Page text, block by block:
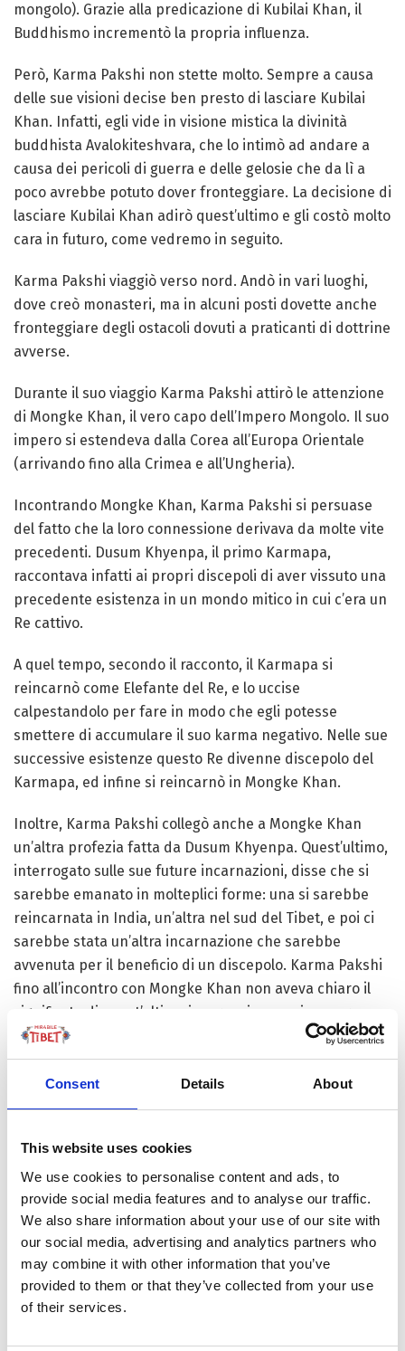
Consent Details About
This website uses cookies
We use cookies to personalise content and ads, to
provide social media features and to analyse our traffic.
We also share information about your use of our site with
our social media, advertising and analytics partners who
may combine it with other information that you’ve
provided to them or that they’ve collected from your use
of their services.
mongolo). Grazie alla predicazione di Kubilai Khan, il
Buddhismo incrementò la propria influenza.
Però, Karma Pakshi non stette molto. Sempre a causa
delle sue visioni decise ben presto di lasciare Kubilai
Khan. Infatti, egli vide in visione mistica la divinità
buddhista Avalokiteshvara, che lo intimò ad andare a
causa dei pericoli di guerra e delle gelosie che da lì a
poco avrebbe potuto dover fronteggiare. La decisione di
lasciare Kubilai Khan adirò quest’ultimo e gli costò molto
cara in futuro, come vedremo in seguito.
Karma Pakshi viaggiò verso nord. Andò in vari luoghi,
dove creò monasteri, ma in alcuni posti dovette anche
fronteggiare degli ostacoli dovuti a praticanti di dottrine
avverse.
Durante il suo viaggio Karma Pakshi attirò le attenzione
di Mongke Khan, il vero capo dell’Impero Mongolo. Il suo
impero si estendeva dalla Corea all’Europa Orientale
(arrivando fino alla Crimea e all’Ungheria).
Incontrando Mongke Khan, Karma Pakshi si persuase
del fatto che la loro connessione derivava da molte vite
precedenti. Dusum Khyenpa, il primo Karmapa,
raccontava infatti ai propri discepoli di aver vissuto una
precedente esistenza in un mondo mitico in cui c’era un
Re cattivo.
A quel tempo, secondo il racconto, il Karmapa si
reincarnò come Elefante del Re, e lo uccise
calpestandolo per fare in modo che egli potesse
smettere di accumulare il suo karma negativo. Nelle sue
successive esistenze questo Re divenne discepolo del
Karmapa, ed infine si reincarnò in Mongke Khan.
Inoltre, Karma Pakshi collegò anche a Mongke Khan
un’altra profezia fatta da Dusum Khyenpa. Quest’ultimo,
interrogato sulle sue future incarnazioni, disse che si
sarebbe emanato in molteplici forme: una si sarebbe
reincarnata in India, un’altra nel sud del Tibet, e poi ci
sarebbe stata un’altra incarnazione che sarebbe
avvenuta per il beneficio di un discepolo. Karma Pakshi
fino all’incontro con Mongke Khan non aveva chiaro il
significato di quest’ultima incarnazione, poi comprese
che in realtà era la propria e che quel discepolo a cui si
riferiva era proprio il Khan mongolo. Infatti, trattandosi
di un imperatore, beneficiando una persona in realtà ne
avrebbe beneficiate molte altre. Questa profezia
missione di conversione al Buddhismo dell’imperatore
mongolo.
Cosa accadde poi?
Come Kubilai Khan, anche Mongke Khan si circondava di
un ambiente molto plurale dal punto di vista religioso.
Divenne celebre la sua opinione, fatta recapitare da un